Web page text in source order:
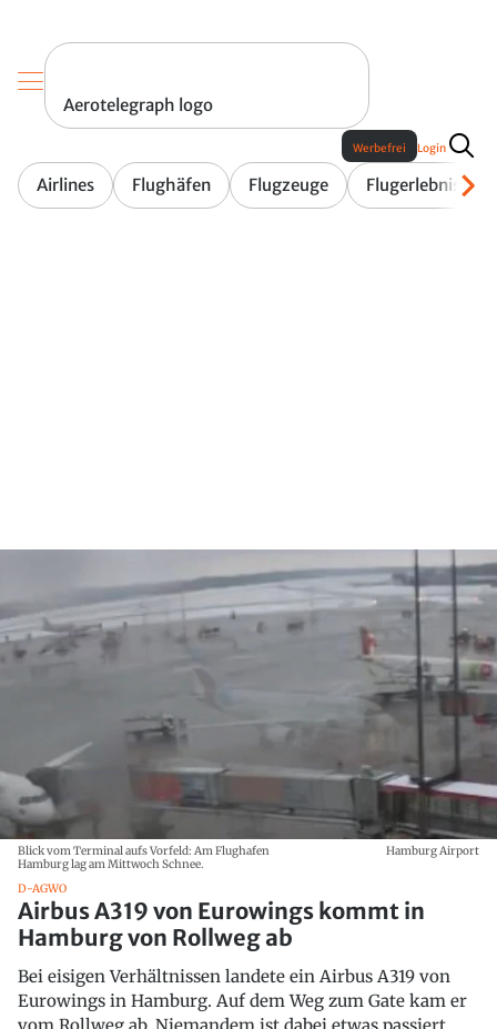
Aerotelegraph logo
Airlines Flughäfen Flugzeuge Flugerlebnis
Werbefrei Login
Blick vom Terminal aufs Vorfeld: Am Flughafen
Hamburg lag am Mittwoch Schnee.
Hamburg Airport
D-AGWO
Airbus A319 von Eurowings kommt in
Hamburg von Rollweg ab
Bei eisigen Verhältnissen landete ein Airbus A319 von
Eurowings in Hamburg. Auf dem Weg zum Gate kam er